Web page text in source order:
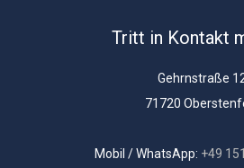
Tritt in Kontakt
Gehrnstraße
71720
Mobil / WhatsApp: +49